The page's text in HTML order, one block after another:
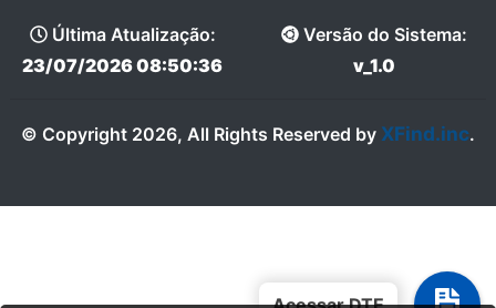
Última Atualização:
23/07/2026 08:50:36
Versão do Sistema:
v_1.0
© Copyright 2026, All Rights Reserved by XFind.inc.